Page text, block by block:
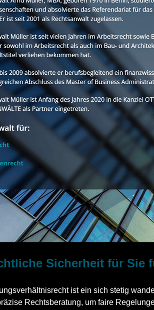
Sicherheit für Sie
ist ein sich stetig
Rechtsberatung, um faire